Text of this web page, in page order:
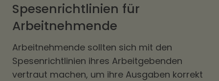
Spesenrichtlinien für
Arbeitnehmende
Arbeitnehmende sollten sich mit den
Spesenrichtlinien ihres Arbeitgebenden
vertraut machen, um ihre Ausgaben korrekt